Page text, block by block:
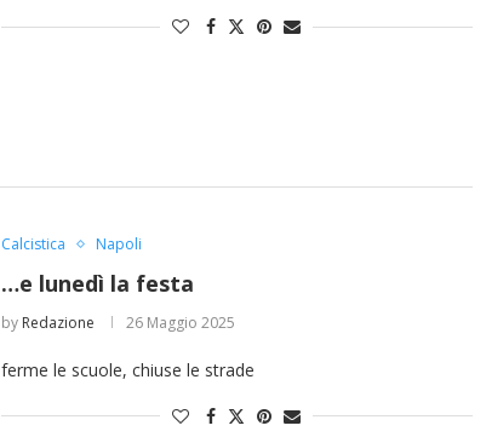
Calcistica Napoli
…e lunedì la festa
by Redazione 26 Maggio 2025
ferme le scuole, chiuse le strade